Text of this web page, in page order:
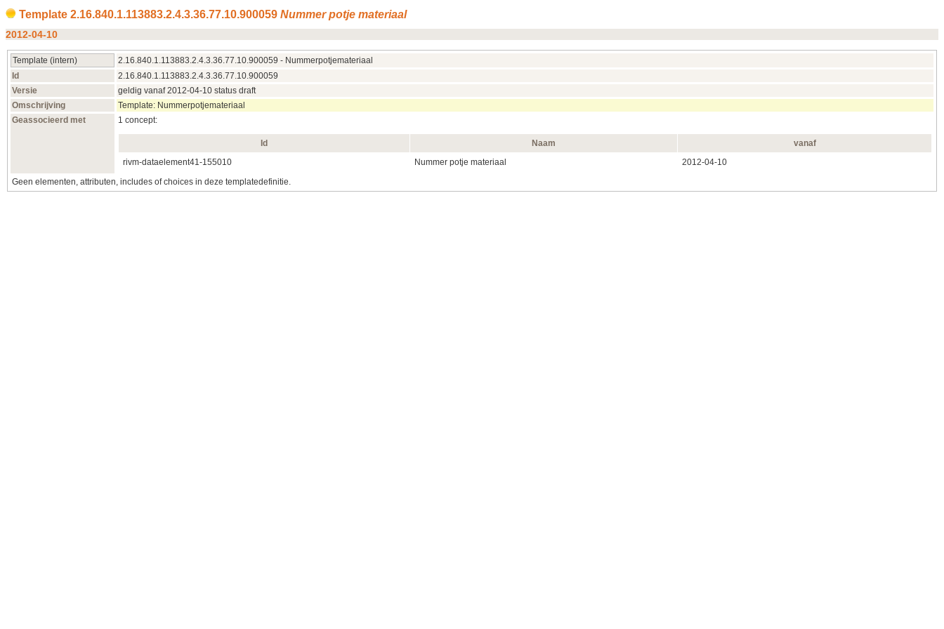
Template 2.16.840.1.113883.2.4.3.36.77.10.900059 Nummer potje materiaal
2012-04-10
Template (intern)
2.16.840.1.113883.2.4.3.36.77.10.900059 - Nummerpotjemateriaal
Id
2.16.840.1.113883.2.4.3.36.77.10.900059
Versie
geldig vanaf 2012-04-10 status draft
Omschrijving
Template: Nummerpotjemateriaal
Geassocieerd met
1 concept:
Id Naam
vanaf
rivm-dataelement41-155010 Nummer potje materiaal
2012-04-10
Geen elementen, attributen, includes of choices in deze templatedefinitie.